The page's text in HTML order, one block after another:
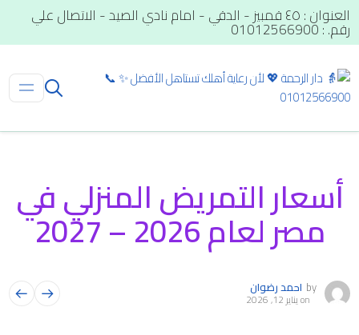
العنوان : ٤٥ قمبيز - الدقي - امام نادي الصيد - الاتصال علي
رقم. : 01012566900
أسعار التمريض المنزلي في
مصر لعام 2026 – 2027
by احمد رضوان
onيناير 12, 2026